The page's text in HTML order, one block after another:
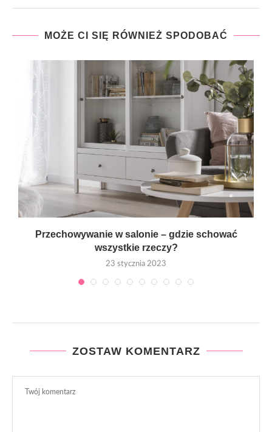
MOŻE CI SIĘ RÓWNIEŻ SPODOBAĆ
Przechowywanie w salonie – gdzie schować
wszystkie rzeczy?
23 stycznia 2023
ZOSTAW KOMENTARZ